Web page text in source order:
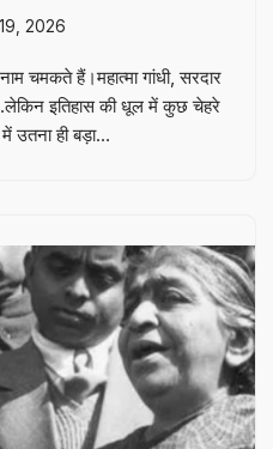
2026
चमकते हैं।महात्मा गांधी, सरदार
इतिहास की धूल में कुछ चेहरे
उतना ही बड़ा…